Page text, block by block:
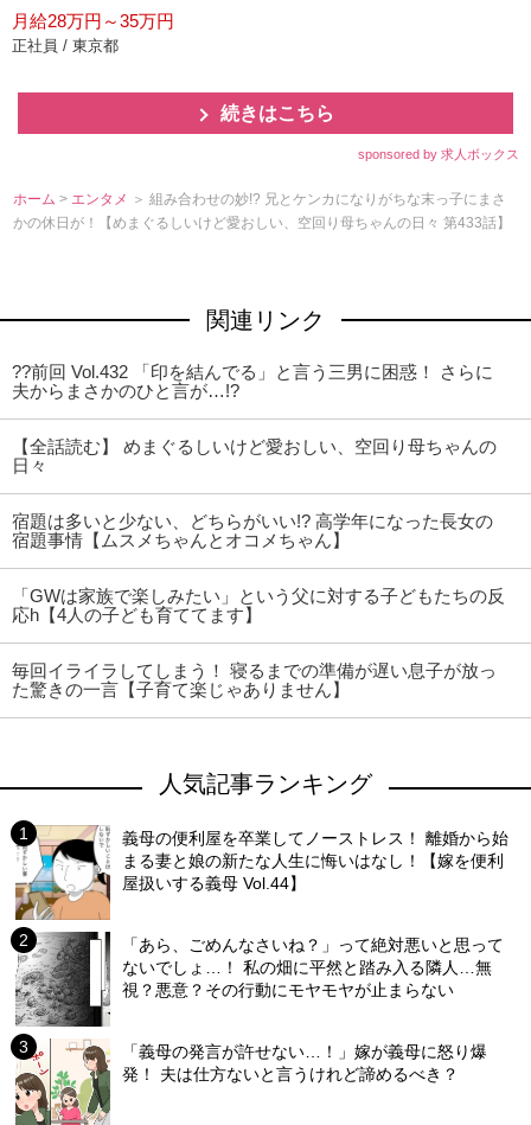
月給28万円～35万円
正社員 / 東京都
続きはこちら
sponsored by 求人ボックス
ホーム > エンタメ ＞ 組み合わせの妙!? 兄とケンカになりがちな末っ子にまさ
かの休日が！【めまぐるしいけど愛おしい、空回り母ちゃんの日々 第433話】
関連リンク
??前回 Vol.432 「印を結んでる」と言う三男に困惑！ さらに
夫からまさかのひと言が…!?
【全話読む】 めまぐるしいけど愛おしい、空回り母ちゃんの
日々
宿題は多いと少ない、どちらがいい!? 高学年になった長女の
宿題事情【ムスメちゃんとオコメちゃん】
「GWは家族で楽しみたい」という父に対する子どもたちの反
応h【4人の子ども育ててます】
毎回イライラしてしまう！ 寝るまでの準備が遅い息子が放っ
た驚きの一言【子育て楽じゃありません】
人気記事ランキング
義母の便利屋を卒業してノーストレス！ 離婚から始
まる妻と娘の新たな人生に悔いはなし！【嫁を便利
屋扱いする義母 Vol.44】
「あら、ごめんなさいね？」って絶対悪いと思って
ないでしょ…！ 私の畑に平然と踏み入る隣人…無
視？悪意？その行動にモヤモヤが止まらない
「義母の発言が許せない…！」嫁が義母に怒り爆
発！ 夫は仕方ないと言うけれど諦めるべき？